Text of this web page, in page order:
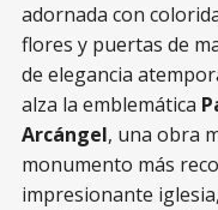
adornada con
flores y puertas de
de elegancia
alza la emblemática
Arcángel, una obra
monumento más
impresionante